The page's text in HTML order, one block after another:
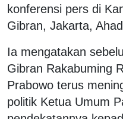
konferensi pers di
Gibran, Jakarta,
Ia mengatakan
Gibran Rakabuming
Prabowo terus
politik Ketua Umum